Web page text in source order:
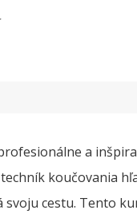
a
koučovania
svoju cestu. Tento